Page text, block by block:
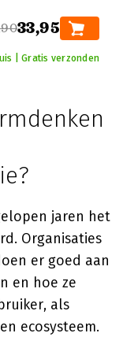
33,95
| Gratis verzonden
jaren het
Organisaties
er goed aan
en hoe ze
als
ecosysteem.